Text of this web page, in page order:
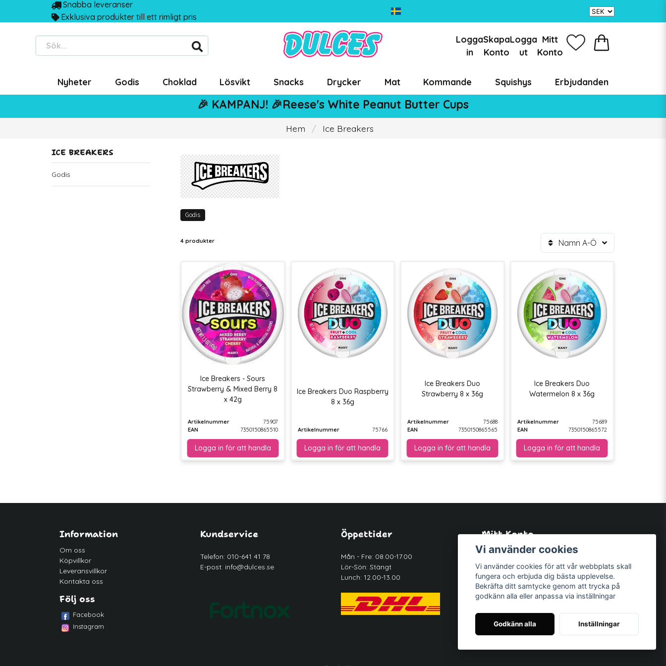
Snabba leveranser
Exklusiva produkter till ett rimligt pris
Sök...
Logga
in
Skapa
Konto
Logga
ut
Mitt
Konto
Nyheter Godis Choklad Lösvikt Snacks Drycker Mat Kommande Squishys Erbjudanden
🎉 KAMPANJ! 🎉Reese's White Peanut Butter Cups
Hem Ice Breakers
ICE BREAKERS
Godis
Godis
4 produkter Namn A-Ö
Ice Breakers - Sours
Strawberry & Mixed Berry 8
x 42g
Artikelnummer
75907
EAN
7350150865510
Ice Breakers Duo Raspberry
8 x 36g
Artikelnummer 75766
Ice Breakers Duo
Strawberry 8 x 36g
Artikelnummer
75688
EAN
7350150865565
Ice Breakers Duo
Watermelon 8 x 36g
Artikelnummer
75689
EAN
7350150865572
Information
Om oss
Köpvillkor
Leveransvillkor
Kontakta oss
Kundservice
Telefon: 010-641 41 78
E-post: info@dulces.se
Öppettider
Mån - Fre: 08.00-17.00
Lör-Sön: Stängt
Lunch: 12.00-13.00
Mitt Konto
Logga in
Glömt lösenord?
Följ oss
Facebook
Instagram
Vi använder cookies
Vi använder cookies för att vår webbplats skall
fungera och erbjuda dig bästa upplevelse.
Bekräfta ditt samtycke genom att trycka på
godkänn alla eller anpassa via inställningar
Godkänn alla Inställningar